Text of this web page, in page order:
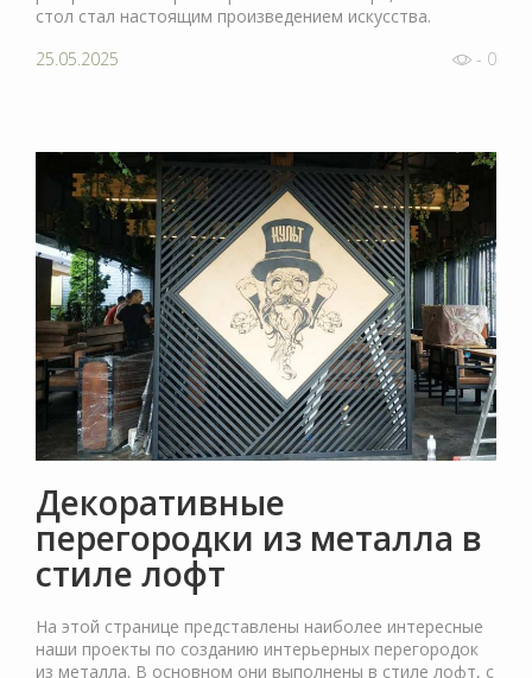
стол стал настоящим произведением искусства.
25.05.2025
- 0
Декоративные
перегородки из металла в
стиле лофт
На этой странице представлены наиболее интересные
наши проекты по созданию интерьерных перегородок
из металла. В основном они выполнены в стиле лофт, с